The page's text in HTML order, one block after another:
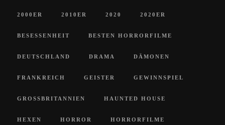
2000ER 2010ER 2020 2020ER
BESESSENHEIT BESTEN HORRORFILME
DEUTSCHLAND DRAMA DÄMONEN
FRANKREICH GEISTER GEWINNSPIEL
GROSSBRITANNIEN HAUNTED HOUSE
HEXEN HORROR HORRORFILME